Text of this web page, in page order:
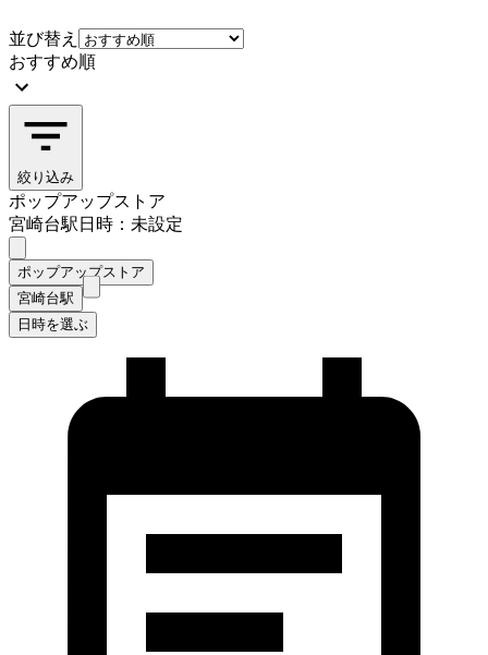
並び替え
おすすめ順
絞り込み
ポップアップストア
宮崎台駅日時：未設定
ポップアップストア
宮崎台駅
日時を選ぶ